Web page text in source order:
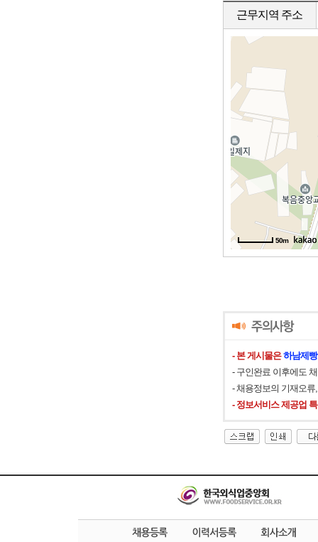
근무지역 주소
50m
50m
- 본 게시물은하남제
- 구인완료 이후에도
- 채용정보의 기재오
- 정보서비스 제공업